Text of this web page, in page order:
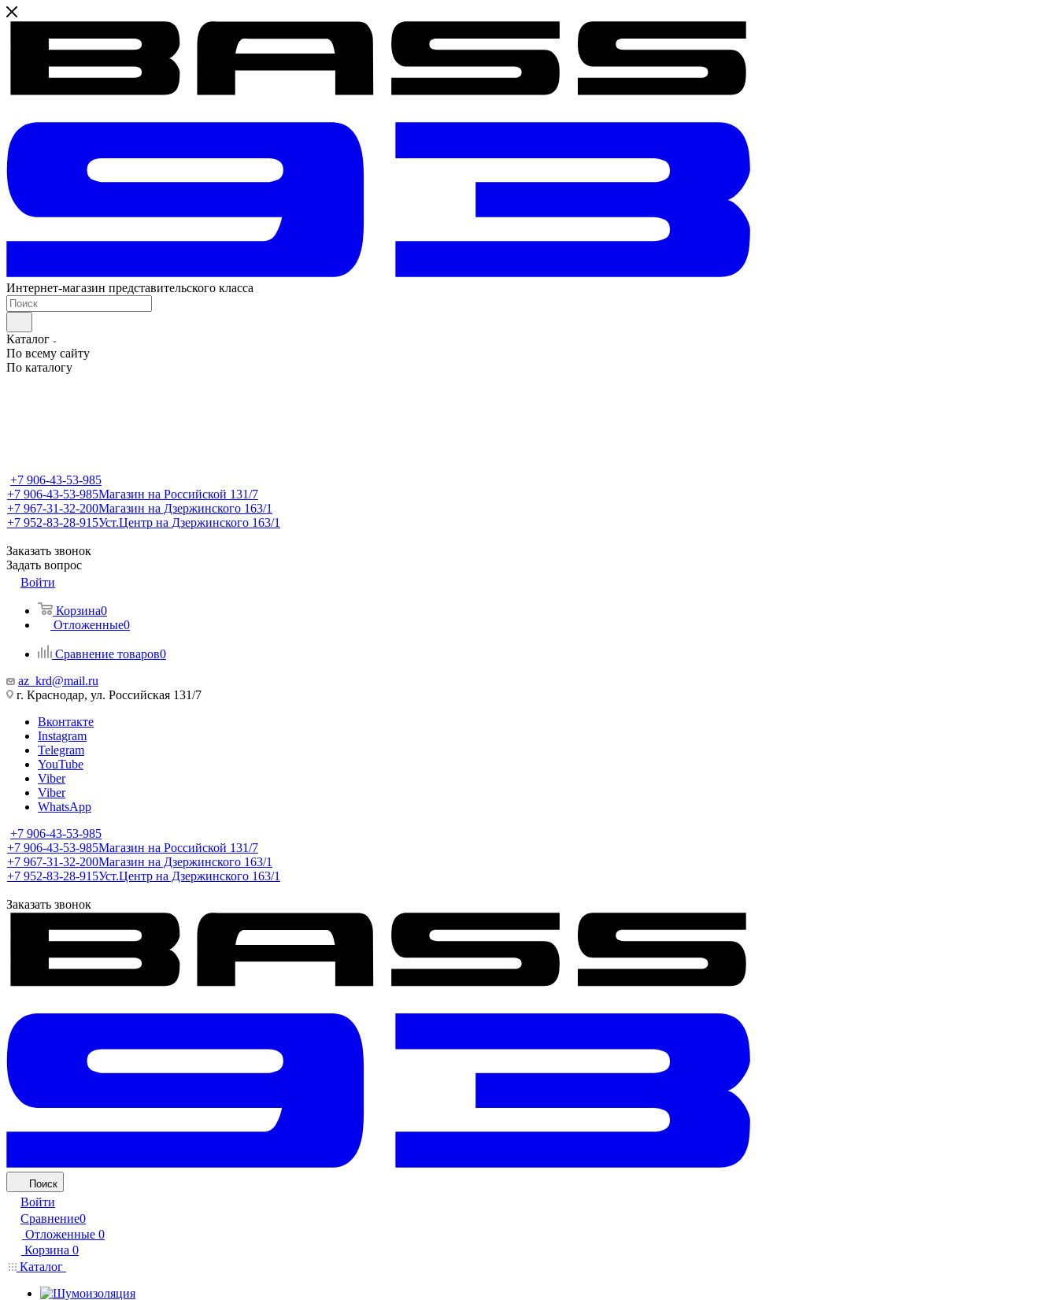
Интернет-магазин представительского класса
Каталог
По всему сайту
По каталогу
+7 906-43-53-985
+7 906-43-53-985Магазин на Российской 131/7
+7 967-31-32-200Магазин на Дзержинского 163/1
+7 952-83-28-915Уст.Центр на Дзержинского 163/1
Заказать звонок
Задать вопрос
Войти
Корзина0
Отложенные0
Сравнение товаров0
az_krd@mail.ru
г. Краснодар, ул. Российская 131/7
Вконтакте
Instagram
Telegram
YouTube
Viber
Viber
WhatsApp
+7 906-43-53-985
+7 906-43-53-985Магазин на Российской 131/7
+7 967-31-32-200Магазин на Дзержинского 163/1
+7 952-83-28-915Уст.Центр на Дзержинского 163/1
Заказать звонок
Поиск
Войти
Сравнение0
Отложенные 0
Корзина 0
Каталог